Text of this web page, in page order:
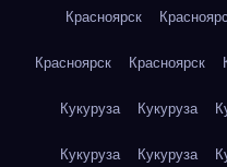
Красноярск
Красноярск Красноярск
Кукуруза Кукуруза
Кукуруза Кукуруза